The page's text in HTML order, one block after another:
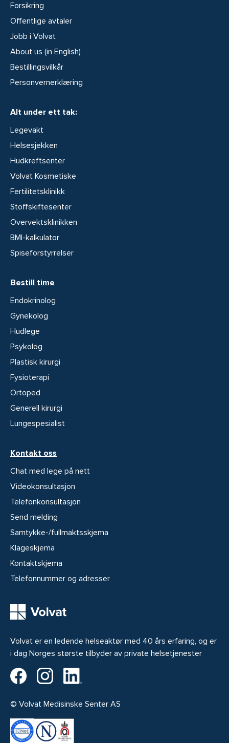
Volvat er en ledende helseaktør med 40 års erfaring, og er
i dag Norges største tilbyder av private helsetjenester
Volvat på Facebook
Volvat på Instagram
© Volvat Medisinske Senter AS
Forsikring
Offentlige avtaler
Jobb i Volvat
About us (in English)
Bestillingsvilkår
Personvernerklæring
Alt under ett tak:
Legevakt
Helsesjekken
Hudkreftsenter
Volvat Kosmetiske
Fertilitetsklinikk
Stoffskiftesenter
Overvektsklinikken
BMI-kalkulator
Spiseforstyrrelser
Bestill time
Endokrinolog
Gynekolog
Hudlege
Psykolog
Plastisk kirurgi
Fysioterapi
Ortoped
Generell kirurgi
Lungespesialist
Kontakt oss
Chat med lege på nett
Videokonsultasjon
Telefonkonsultasjon
Send melding
Samtykke-/fullmaktsskjema
Klageskjema
Kontaktskjema
Telefonnummer og adresser